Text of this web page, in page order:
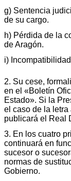
g) Sentencia
de su cargo.
h) Pérdida de la
de Aragón.
i)
2. Su cese,
en el «Boletín
Estado». Si la
el caso de la letra
publicará el Real
3. En los cuatro
continuará en
sucesor o
normas de
Gobierno.